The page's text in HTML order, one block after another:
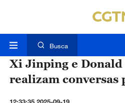
Busca
Xi Jinping e
realizam conversas